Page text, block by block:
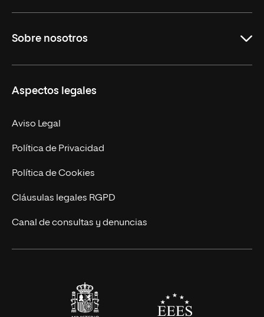
Másteres Oficiales
Doctorados
Experto Universitario
Postgrados
Cursos Universitarios
Sobre nosotros
Facultades
Nuestro Equipo
Trabaja en UNIR
Actualidad
UNIR Revista
Eventos
Aspectos legales
Aviso Legal
Política de Privacidad
Política de Cookies
Cláusulas legales RGPD
Canal de consultas y denuncias